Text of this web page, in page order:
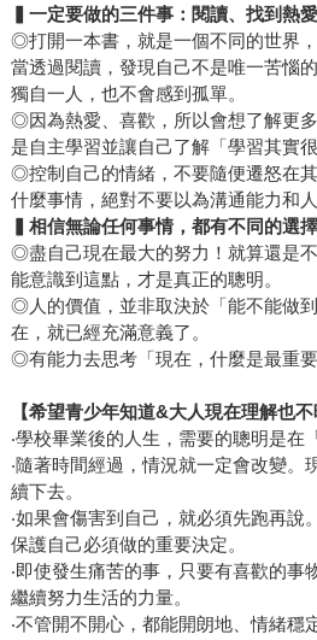
▍一定要做的三件事：閱讀、找到熱
◎打開一本書，就是一個不同的世界，
當透過閱讀，發現自己不是唯一苦惱
獨自一人，也不會感到孤單。
◎因為熱愛、喜歡，所以會想了解更
是自主學習並讓自己了解「學習其實
◎控制自己的情緒，不要隨便遷怒在
什麼事情，絕對不要以為溝通能力和
▍相信無論任何事情，都有不同的選
◎盡自己現在最大的努力！就算還是
能意識到這點，才是真正的聰明。
◎人的價值，並非取決於「能不能做
在，就已經充滿意義了。
◎有能力去思考「現在，什麼是最重要
【希望青少年知道&大人現在理解也
‧學校畢業後的人生，需要的聰明是在
‧隨著時間經過，情況就一定會改變。
續下去。
‧如果會傷害到自己，就必須先跑再說
保護自己必須做的重要決定。
‧即使發生痛苦的事，只要有喜歡的事
繼續努力生活的力量。
‧不管開不開心，都能開朗地、情緒穩